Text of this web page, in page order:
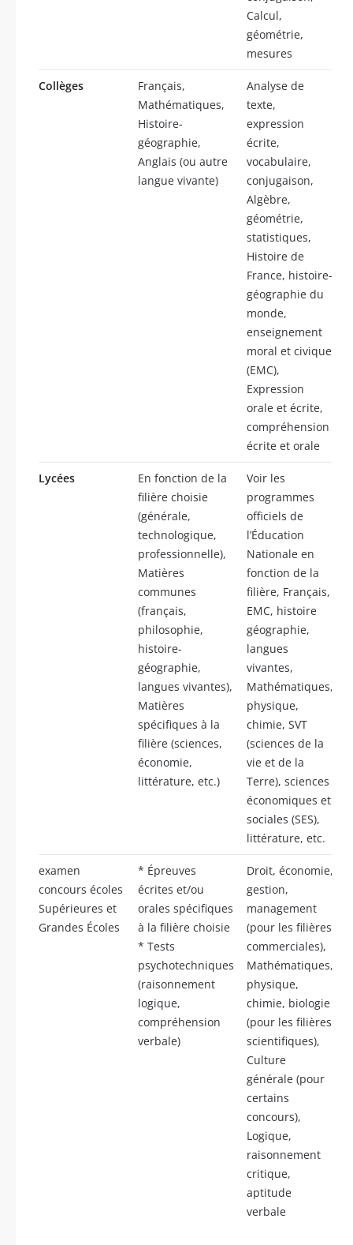
Calcul,
géométrie,
mesures
Collèges
Français,
Mathématiques,
Histoire-
géographie,
Anglais (ou autre
langue vivante)
Analyse de
texte,
expression
écrite,
vocabulaire,
conjugaison,
Algèbre,
géométrie,
statistiques,
Histoire de
France, histoire-
géographie du
monde,
enseignement
moral et civique
(EMC),
Expression
orale et écrite,
compréhension
écrite et orale
Lycées
En fonction de la
filière choisie
(générale,
technologique,
professionnelle),
Matières
communes
(français,
philosophie,
histoire-
géographie,
langues vivantes),
Matières
spécifiques à la
filière (sciences,
économie,
littérature, etc.)
Voir les
programmes
officiels de
l’Éducation
Nationale en
fonction de la
filière, Français,
EMC, histoire
géographie,
langues
vivantes,
Mathématiques,
physique,
chimie, SVT
(sciences de la
vie et de la
Terre), sciences
économiques et
sociales (SES),
littérature, etc.
examen
concours écoles
Supérieures et
Grandes Écoles
* Épreuves
écrites et/ou
orales spécifiques
à la filière choisie
* Tests
psychotechniques
(raisonnement
logique,
compréhension
verbale)
Droit, économie,
gestion,
management
(pour les filières
commerciales),
Mathématiques,
physique,
chimie, biologie
(pour les filières
scientifiques),
Culture
générale (pour
certains
concours),
Logique,
raisonnement
critique,
aptitude
verbale